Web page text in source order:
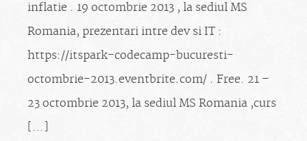
inflatie . 19 octombrie 2013 , la sediul MS
Romania, prezentari intre dev si IT :
https://itspark-codecamp-bucuresti-
octombrie-2013.eventbrite.com/ . Free. 21 –
23 octombrie 2013, la sediul MS Romania ,curs
[…]